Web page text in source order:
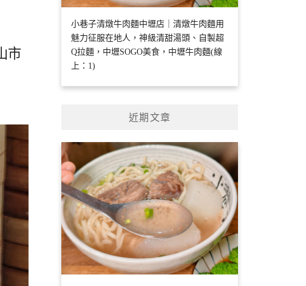
市
小巷子清燉牛肉麵中壢店｜清燉牛肉麵用
魅力征服在地人，神級清甜湯頭、自製超
Q拉麵，中壢SOGO美食，中壢牛肉麵(線
上：1)
近期文章